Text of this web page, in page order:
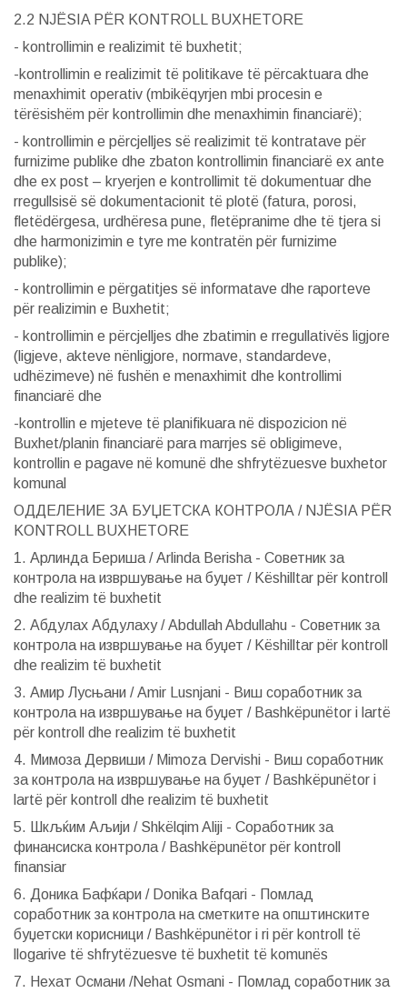
2.2 NJËSIA PËR KONTROLL BUXHETORE
- kontrollimin e realizimit të buxhetit;
-kontrollimin e realizimit të politikave të përcaktuara dhe
menaxhimit operativ (mbikëqyrjen mbi procesin e
tërësishëm për kontrollimin dhe menaxhimin financiarë);
- kontrollimin e përcjelljes së realizimit të kontratave për
furnizime publike dhe zbaton kontrollimin financiarë ex ante
dhe ex post – kryerjen e kontrollimit të dokumentuar dhe
rregullsisë së dokumentacionit të plotë (fatura, porosi,
fletëdërgesa, urdhëresa pune, fletëpranime dhe të tjera si
dhe harmonizimin e tyre me kontratën për furnizime
publike);
- kontrollimin e përgatitjes së informatave dhe raporteve
për realizimin e Buxhetit;
- kontrollimin e përcjelljes dhe zbatimin e rregullativës ligjore
(ligjeve, akteve nënligjore, normave, standardeve,
udhëzimeve) në fushën e menaxhimit dhe kontrollimi
financiarë dhe
-kontrollin e mjeteve të planifikuara në dispozicion në
Buxhet/planin financiarë para marrjes së obligimeve,
kontrollin e pagave në komunë dhe shfrytëzuesve buxhetor
komunal
ОДДЕЛЕНИЕ ЗА БУЏЕТСКА КОНТРОЛА / NJËSIA PËR
KONTROLL BUXHETORE
1. Арлинда Бериша / Arlinda Berisha - Советник за
контрола на извршување на буџет / Këshilltar për kontroll
dhe realizim të buxhetit
2. Абдулах Абдулаху / Abdullah Abdullahu - Советник за
контрола на извршување на буџет / Këshilltar për kontroll
dhe realizim të buxhetit
3. Амир Лусњани / Amir Lusnjani - Виш соработник за
контрола на извршување на буџет / Bashkëpunëtor i lartë
për kontroll dhe realizim të buxhetit
4. Мимоза Дервиши / Mimoza Dervishi - Виш соработник
за контрола на извршување на буџет / Bashkëpunëtor i
lartë për kontroll dhe realizim të buxhetit
5. Шкљќим Аљији / Shkëlqim Aliji - Соработник за
финансиска контрола / Bashkëpunëtor për kontroll
finansiar
6. Доника Бафќари / Donika Bafqari - Помлад
соработник за контрола на сметките на општинските
буџетски корисници / Bashkëpunëtor i ri për kontroll të
llogarive të shfrytëzuesve të buxhetit të komunës
7. Нехат Османи /Nehat Osmani - Помлад соработник за